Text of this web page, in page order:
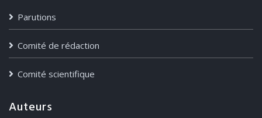
Parutions
Comité de rédaction
Comité scientifique
Auteurs